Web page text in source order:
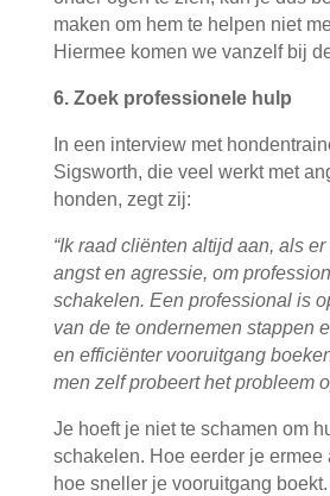
maken om hem te helpen niet
Hiermee komen we vanzelf bij
6. Zoek professionele hulp
In een interview met
Sigsworth, die veel werkt met
honden, zegt zij:
“Ik raad cliënten altijd aan, als
angst en agressie, om
schakelen. Een professional is
van de te ondernemen stappen
en efficiënter vooruitgang
men zelf probeert het probleem
Je hoeft je niet te schamen om
schakelen. Hoe eerder je ermee
hoe sneller je vooruitgang